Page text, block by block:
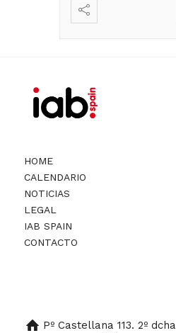
HOME
CALENDARIO
NOTICIAS
LEGAL
IAB SPAIN
CONTACTO
Pº Castellana 113. 2º dcha